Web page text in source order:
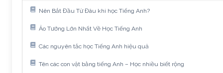
Nên Bắt Đầu Từ Đâu khi học Tiếng Anh?
Ảo Tưởng Lớn Nhất Về Học Tiếng Anh
Các nguyên tắc học Tiếng Anh hiệu quả
Tên các con vật bằng tiếng Anh – Học nhiều biết rộng